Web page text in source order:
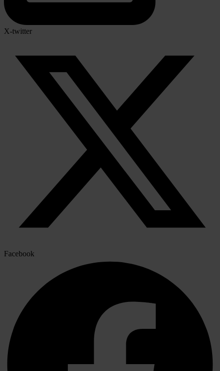
X-twitter
Facebook